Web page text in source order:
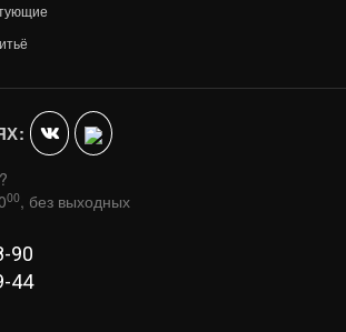
ШКАФ ВЕЗУВИЙ 260 (БРОНЗА)
00, без выходных
90
44